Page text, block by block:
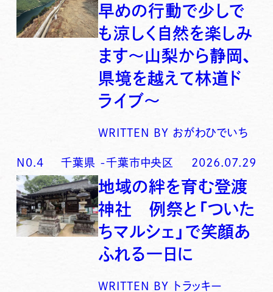
早めの行動で少しで
も涼しく自然を楽しみ
ます〜山梨から静岡、
県境を越えて林道ド
ライブ〜
WRITTEN BY おがわひでいち
N0. 4 千葉県 -千葉市中央区 2026.07.29
地域の絆を育む登渡
神社 例祭と「ついた
ちマルシェ」で笑顔あ
ふれる一日に
WRITTEN BY トラッキー